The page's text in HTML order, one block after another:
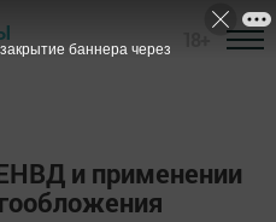
и применении
баннера через